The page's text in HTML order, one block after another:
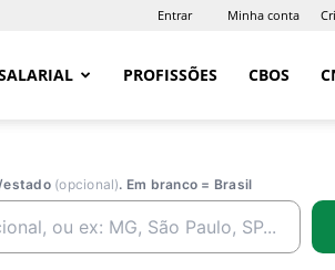
Entrar Minha conta
PROFISSÕES CBOS
estado (opcional). Em branco = Brasil